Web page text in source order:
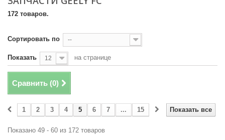
172 товаров.
Сортировать по --
Показать 12 на странице
Сравнить (0)
Показать все
1 2 3 4 5 6 7 ... 15
Показано 49 - 60 из 172 товаров